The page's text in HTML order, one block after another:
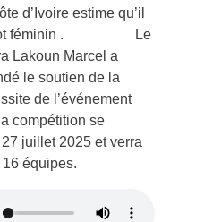
d’Ivoire estime qu’il
foot féminin . Le
Lakoun Marcel a
le soutien de la
de l’événement
compétition se
juillet 2025 et verra
équipes.